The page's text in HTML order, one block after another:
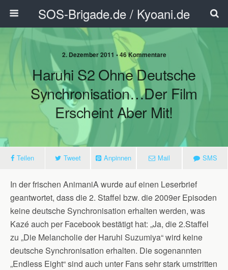
SOS-Brigade.de / Kyoani.de
2. Dezember 2011 • 46 Kommentare
Haruhi S2 Ohne Deutsche
Synchronisation…der Film
Erscheint Aber Mit!
Teilen Tweet Anpinnen Mail SMS
In der frischen AnimaniA wurde auf einen Leserbrief
geantwortet, dass die 2. Staffel bzw. die 2009er Episoden
keine deutsche Synchronisation erhalten werden, was
Kazé auch per Facebook bestätigt hat: „Ja, die 2.Staffel
zu „Die Melancholie der Haruhi Suzumiya“ wird keine
deutsche Synchronisation erhalten. Die sogenannten
„Endless Eight“ sind auch unter Fans sehr stark umstritten